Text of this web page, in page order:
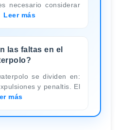
necesario considerar
Leer más
las faltas en el
se dividen en:
y penaltis. El
más